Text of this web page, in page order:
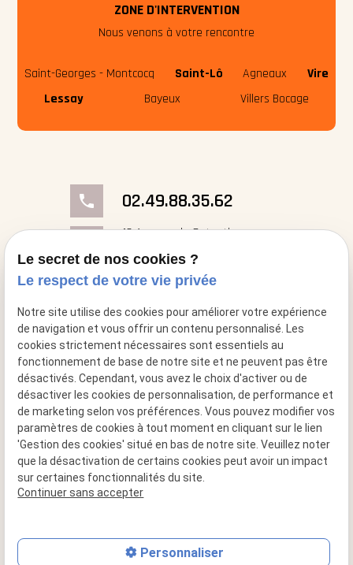
ZONE D'INTERVENTION
Nous venons à votre rencontre
Saint-Georges - Montcocq Saint-Lô Agneaux
Vire
Lessay
Bayeux Villers Bocage
phone 02.49.88.35.62
18 Avenue du Cotentin
50000 Saint-Georges- Montcocq
mail contact@cheminee-artflam.fr
Siret : 49517956600015
Mentions légales
Le secret de nos cookies ?
Le respect de votre vie privée
Notre site utilise des cookies pour améliorer votre expérience
de navigation et vous offrir un contenu personnalisé. Les
cookies strictement nécessaires sont essentiels au
fonctionnement de base de notre site et ne peuvent pas être
désactivés. Cependant, vous avez le choix d'activer ou de
désactiver les cookies de personnalisation, de performance et
de marketing selon vos préférences. Vous pouvez modifier vos
paramètres de cookies à tout moment en cliquant sur le lien
'Gestion des cookies' situé en bas de notre site. Veuillez noter
que la désactivation de certains cookies peut avoir un impact
sur certaines fonctionnalités du site.
Continuer sans accepter
Personnaliser